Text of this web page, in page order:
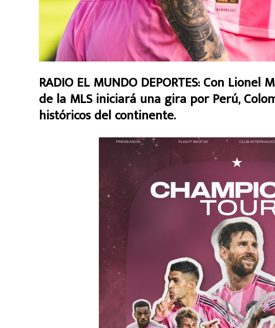
RADIO EL MUNDO DEPORTES: Con
de la MLS iniciará una gira por Perú,
históricos del continente.